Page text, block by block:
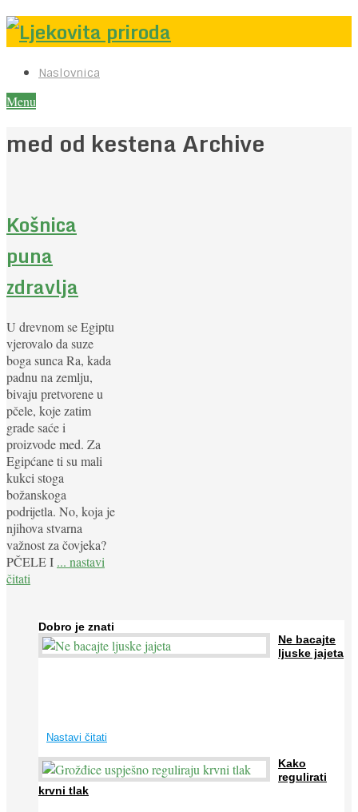
Naslovnica
Menu
med od kestena Archive
Košnica
puna
zdravlja
U drevnom se Egiptu
vjerovalo da suze
boga sunca Ra, kada
padnu na zemlju,
bivaju pretvorene u
pčele, koje zatim
grade saće i
proizvode med. Za
Egipćane ti su mali
kukci stoga
božanskoga
podrijetla. No, koja je
njihova stvarna
važnost za čovjeka?
PČELE I ... nastavi
čitati
Dobro je znati
Ne bacajte
ljuske jajeta
Nastavi čitati
Kako
regulirati
krvni tlak